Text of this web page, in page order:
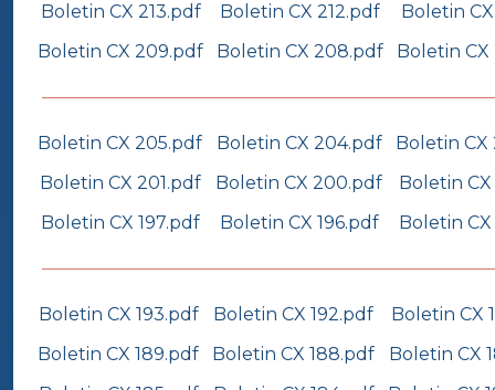
Boletin CX 213.pdf
Boletin CX 212.pdf
Boletin
Boletin CX 209.pdf
Boletin CX 208.pdf Boletin
Boletin CX 205.pdf Boletin CX 204.pdf
Boletin
Boletin CX 201.pdf
Boletin CX 200.pdf
Boletin
Boletin CX 197.pdf
Boletin CX 196.pdf Boletin
Boletin CX 193.pdf Boletin CX 192.pdf
Boletin CX
Boletin CX 189.pdf
Boletin CX 188.pdf
Boletin CX